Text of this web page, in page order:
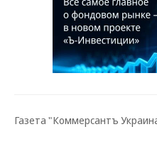
Газета "Коммерсантъ